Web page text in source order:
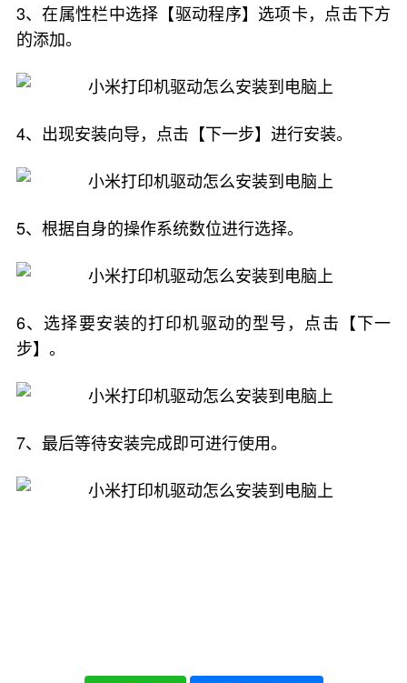
3、在属性栏中选择【驱动程序】选项卡，点击下方
的添加。
4、出现安装向导，点击【下一步】进行安装。
5、根据自身的操作系统数位进行选择。
6、选择要安装的打印机驱动的型号，点击【下一
步】。
7、最后等待安装完成即可进行使用。